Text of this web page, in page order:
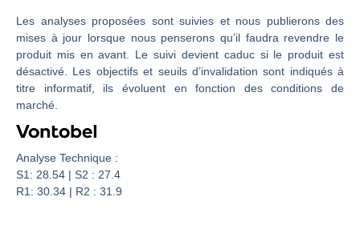
Pourquoi le monde entier vacille en même temps cette semaine ? | par Louis-Antoine Michelet
WTI : Explosion mais réserves au plus bas | Denis Desclos – Market Movers
Les analyses proposées sont suivies et nous publierons des
mises à jour lorsque nous penserons qu’il faudra revendre le
produit mis en avant. Le suivi devient caduc si le produit est
désactivé. Les objectifs et seuils d’invalidation sont indiqués à
titre informatif, ils évoluent en fonction des conditions de
marché.
Analyse Technique :
S1: 28.54 | S2 : 27.4
R1: 30.34 | R2 : 31.9